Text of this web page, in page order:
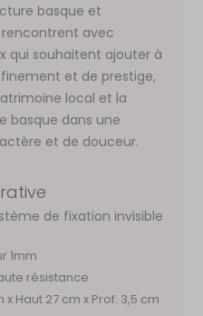
basque et
avec
qui souhaitent ajouter à
et de prestige,
local et la
basque dans une
et de douceur.
de fixation invisible
1mm
résistance
Haut 27 cm x Prof. 3,5 cm